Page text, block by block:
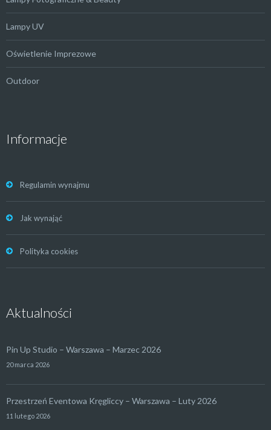
Lampy UV
Oświetlenie Imprezowe
Outdoor
Informacje
Regulamin wynajmu
Jak wynająć
Polityka cookies
Aktualności
Pin Up Studio – Warszawa – Marzec 2026
20 marca 2026
Przestrzeń Eventowa Kręgliccy – Warszawa – Luty 2026
11 lutego 2026